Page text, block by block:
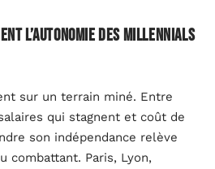
l’autonomie des millennials
sur un terrain miné. Entre
qui stagnent et coût de
son indépendance relève
combattant. Paris, Lyon,